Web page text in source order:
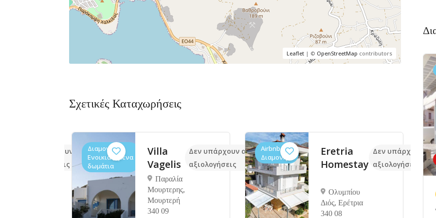
Leaflet| © OpenStreetMap contributors
Σχετικές Καταχωρήσεις
Δεν υπάρχουν ακόμα
αξιολογήσεις
Διαμονή,
Ενοικιαζόμενα
δωμάτια
Villa
Vagelis
Παραλία
Μουρτερης,
Μουρτερή
340 09
Δεν υπάρχουν ακόμα
αξιολογήσεις
Airbnb,
Διαμονή
Eretria
Homestay
Ολυμπίου
Διός, Ερέτρια
340 08
Δεν υπάρχουν
αξιολογήσεις